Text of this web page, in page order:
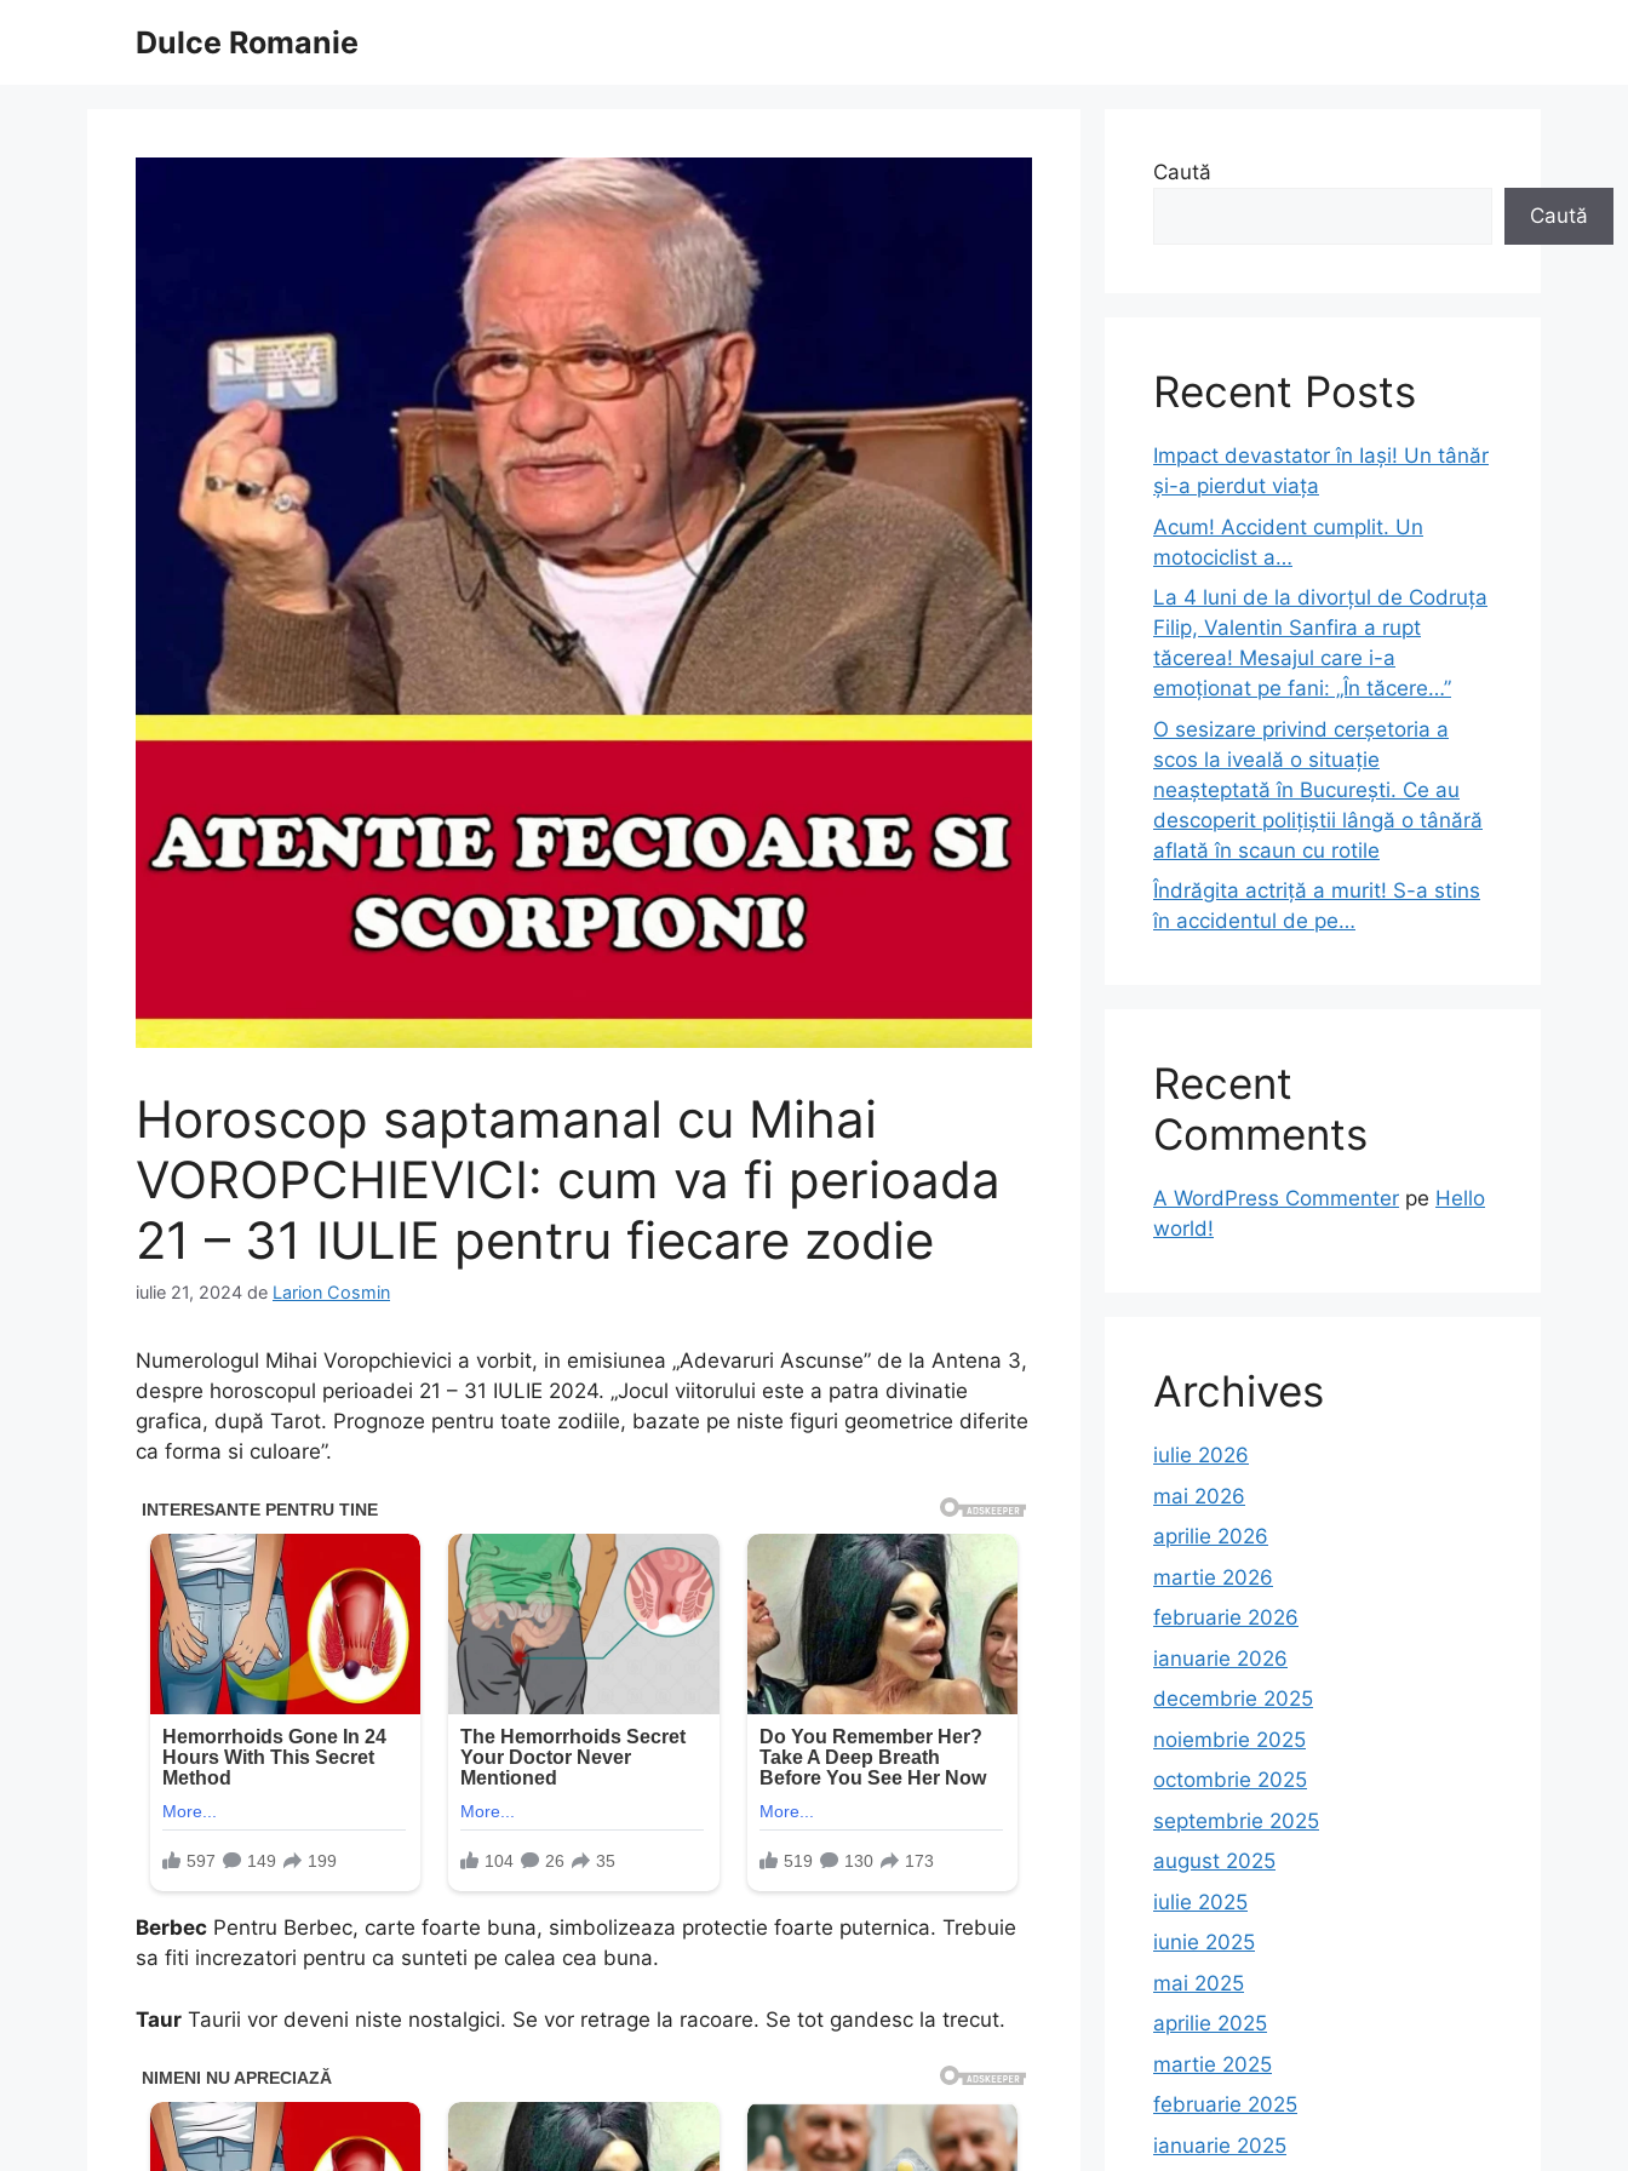
Dulce Romanie
Horoscop saptamanal cu Mihai
VOROPCHIEVICI: cum va fi perioada
21 – 31 IULIE pentru fiecare zodie
iulie 21, 2024 de Larion Cosmin
Numerologul Mihai Voropchievici a vorbit, in emisiunea „Adevaruri Ascunse” de la Antena 3,
despre horoscopul perioadei 21 – 31 IULIE 2024. „Jocul viitorului este a patra divinatie
grafica, după Tarot. Prognoze pentru toate zodiile, bazate pe niste figuri geometrice diferite
ca forma si culoare”.
Berbec Pentru Berbec, carte foarte buna, simbolizeaza protectie foarte puternica. Trebuie
sa fiti increzatori pentru ca sunteti pe calea cea buna.
Taur Taurii vor deveni niste nostalgici. Se vor retrage la racoare. Se tot gandesc la trecut.
Caută
Caută
Recent Posts
Impact devastator în Iași! Un tânăr
și-a pierdut viața
Acum! Accident cumplit. Un
motociclist a…
La 4 luni de la divorțul de Codruța
Filip, Valentin Sanfira a rupt
tăcerea! Mesajul care i-a
emoționat pe fani: „În tăcere…”
O sesizare privind cerșetoria a
scos la iveală o situație
neașteptată în București. Ce au
descoperit polițiștii lângă o tânără
aflată în scaun cu rotile
Îndrăgita actriță a murit! S-a stins
în accidentul de pe…
Recent
Comments
A WordPress Commenter pe Hello
world!
Archives
iulie 2026
mai 2026
aprilie 2026
martie 2026
februarie 2026
ianuarie 2026
decembrie 2025
noiembrie 2025
octombrie 2025
septembrie 2025
august 2025
iulie 2025
iunie 2025
mai 2025
aprilie 2025
martie 2025
februarie 2025
ianuarie 2025